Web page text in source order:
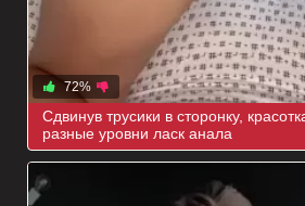
72%
Сдвинув трусики в сторонку,
разные уровни ласк анала